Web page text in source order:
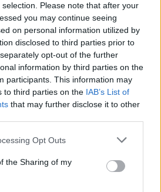
Please note that after your
you may continue seeing
on personal information utilized by
disclosed to third parties prior to
opt-out of the further
information by third parties on the
participants. This information may
to third parties on the IAB’s List of
that may further disclose it to other
app uses one or more Google
usage behaviour. You may click to
Google and its third-party tags to
specified purposes in below Google
Opt Outs
the Sharing of my
le tue segnalazioni,
video e le tue foto
al numero +39
7512
le nostre ultime news
News